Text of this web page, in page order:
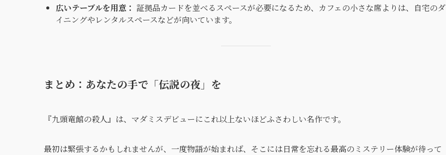
広いテーブルを用意： 証拠品カードを並べるスペースが必要になるため、カフェの小さな席よりは、自宅のダ
イニングやレンタルスペースなどが向いています。
まとめ：あなたの手で「伝説の夜」を
『九頭竜館の殺人』は、マダミスデビューにこれ以上ないほどふさわしい名作です。
最初は緊張するかもしれませんが、一度物語が始まれば、そこには日常を忘れる最高のミステリー体験が待って